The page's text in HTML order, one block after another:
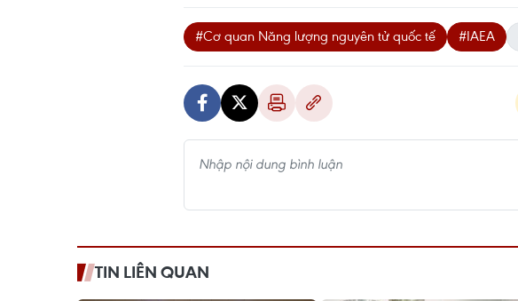
#Cơ quan Năng lượng nguyên tử quốc tế #IAEA
TIN LIÊN QUAN